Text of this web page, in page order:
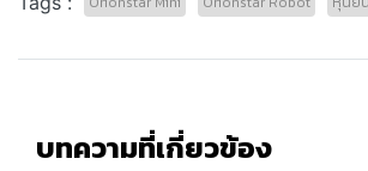
บทความที่เกี่ยวข้อง